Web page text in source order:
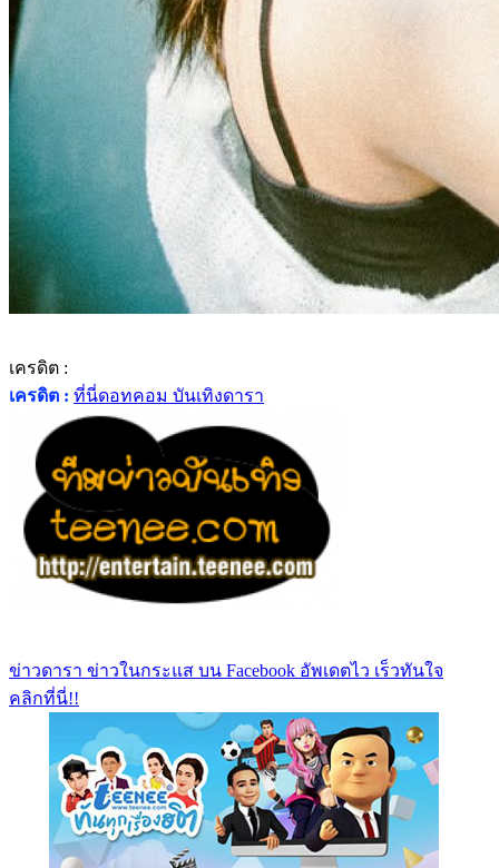
เครดิต :
เครดิต : ที่นี่ดอทคอม บันเทิงดารา
ข่าวดารา ข่าวในกระแส บน Facebook อัพเดตไว เร็วทันใจ
คลิกที่นี่!!